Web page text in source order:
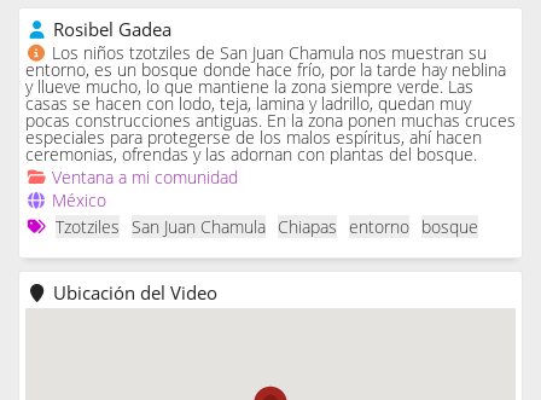
Rosibel Gadea
Los niños tzotziles de San Juan Chamula nos muestran su
entorno, es un bosque donde hace frío, por la tarde hay neblina
y llueve mucho, lo que mantiene la zona siempre verde. Las
casas se hacen con lodo, teja, lamina y ladrillo, quedan muy
pocas construcciones antiguas. En la zona ponen muchas cruces
especiales para protegerse de los malos espíritus, ahí hacen
ceremonias, ofrendas y las adornan con plantas del bosque.
Ventana a mi comunidad
México
Tzotziles
San Juan Chamula Chiapas entorno bosque
Ubicación del Video